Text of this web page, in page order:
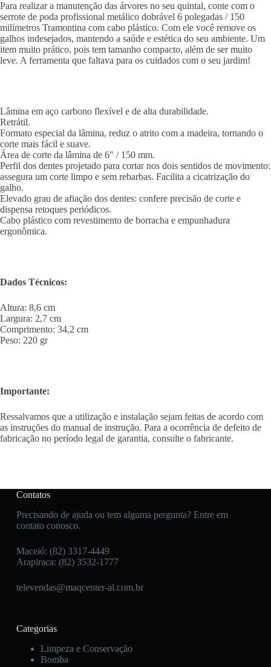
Para realizar a manutenção das árvores no seu quintal, conte com o
serrote de poda profissional metálico dobrável 6 polegadas / 150
milímetros Tramontina com cabo plástico. Com ele você remove os
galhos indesejados, mantendo a saúde e estética do seu ambiente. Um
item muito prático, pois tem tamanho compacto, além de ser muito
leve. A ferramenta que faltava para os cuidados com o seu jardim!
Lâmina em aço carbono flexível e de alta durabilidade.
Retrátil.
Formato especial da lâmina, reduz o atrito com a madeira, tornando o
corte mais fácil e suave.
Área de corte da lâmina de 6″ / 150 mm.
Perfil dos dentes projetado para cortar nos dois sentidos de movimento:
assegura um corte limpo e sem rebarbas. Facilita a cicatrização do
galho.
Elevado grau de afiação dos dentes: confere precisão de corte e
dispensa retoques periódicos.
Cabo plástico com revestimento de borracha e empunhadura
ergonômica.
Dados Técnicos:
Altura: 8,6 cm
Largura: 2,7 cm
Comprimento: 34,2 cm
Peso: 220 gr
Importante:
Ressalvamos que a utilização e instalação sejam feitas de acordo com
as instruções do manual de instrução. Para a ocorrência de defeito de
fabricação no período legal de garantia, consulte o fabricante.
Contatos
Precisando de ajuda ou tem alguma pergunta? Entre em
contato conosco.
Maceió: (82) 3317-4449
Arapiraca: (82) 3532-1777
televendas@maqcenter-al.com.br
Categorias
Limpeza e Conservação
Bomba